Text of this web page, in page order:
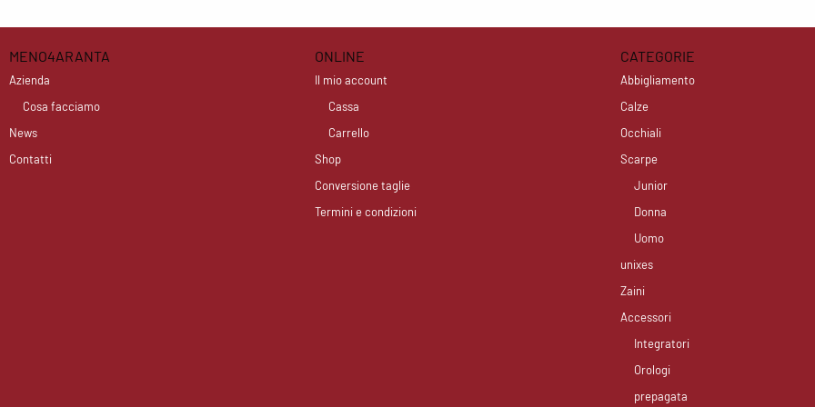
MENO4ARANTA
Azienda
Cosa facciamo
News
Contatti
ONLINE
Il mio account
Cassa
Carrello
Shop
Conversione taglie
Termini e condizioni
CATEGORIE
Abbigliamento
Calze
Occhiali
Scarpe
Junior
Donna
Uomo
unixes
Zaini
Accessori
Integratori
Orologi
prepagata